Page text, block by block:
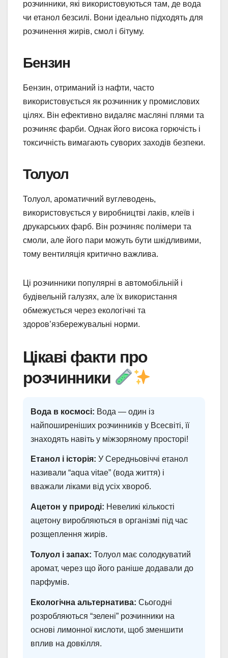
розчинники, які використовуються там, де вода
чи етанол безсилі. Вони ідеально підходять для
розчинення жирів, смол і бітуму.
Бензин
Бензин, отриманий із нафти, часто
використовується як розчинник у промислових
цілях. Він ефективно видаляє масляні плями та
розчиняє фарби. Однак його висока горючість і
токсичність вимагають суворих заходів безпеки.
Толуол
Толуол, ароматичний вуглеводень,
використовується у виробництві лаків, клеїв і
друкарських фарб. Він розчиняє полімери та
смоли, але його пари можуть бути шкідливими,
тому вентиляція критично важлива.
Ці розчинники популярні в автомобільній і
будівельній галузях, але їх використання
обмежується через екологічні та
здоров’язбережувальні норми.
Цікаві факти про
розчинники
Вода в космосі: Вода — один із
найпоширеніших розчинників у Всесвіті, її
знаходять навіть у міжзоряному просторі!
Етанол і історія: У Середньовіччі етанол
називали “aqua vitae” (вода життя) і
вважали ліками від усіх хвороб.
Ацетон у природі: Невеликі кількості
ацетону виробляються в організмі під час
розщеплення жирів.
Толуол і запах: Толуол має солодкуватий
аромат, через що його раніше додавали до
парфумів.
Екологічна альтернатива: Сьогодні
розробляються “зелені” розчинники на
основі лимонної кислоти, щоб зменшити
вплив на довкілля.